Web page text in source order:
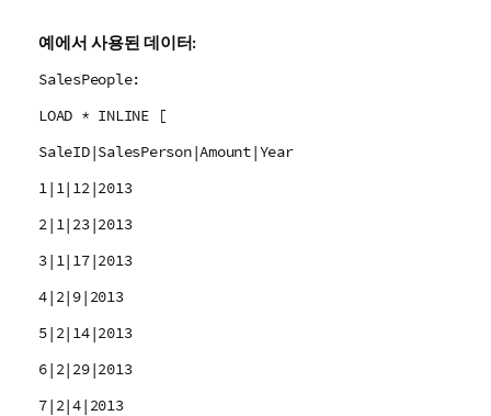
예에서 사용된 데이터:
SalesPeople:
LOAD * INLINE [
SaleID|SalesPerson|Amount|Year
1|1|12|2013
2|1|23|2013
3|1|17|2013
4|2|9|2013
5|2|14|2013
6|2|29|2013
7|2|4|2013